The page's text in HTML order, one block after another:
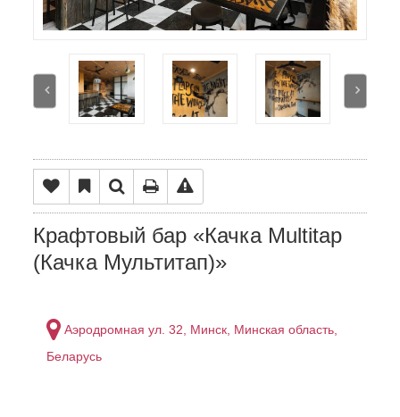
Крафтовый бар «Качка Multitap
(Качка Мультитап)»
Аэродромная ул. 32, Минск, Минская область,
Беларусь